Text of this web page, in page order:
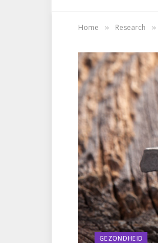
Home » Research »
GEZONDHEID